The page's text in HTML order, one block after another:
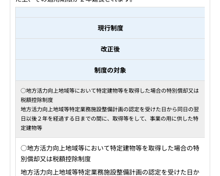
現行制度
改正後
制度の対象
○地方活力向上地域等において特定建物等を取得した場合の特別償却又は
税額控除制度
地方活力向上地域等特定業務施設整備計画の認定を受けた日から同日の翌
日以後２年を経過する日までの間に、取得等をして、事業の用に供した特
定建物等
○地方活力向上地域等において特定建物等を取得した場合の特
別償却又は税額控除制度
地方活力向上地域等特定業務施設整備計画の認定を受けた日か